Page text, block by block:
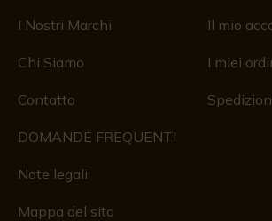
I Nostri Marchi
Chi Siamo
Contatto
DOMANDE FREQUENTI
Note legali
Mappa del sito
Il mio
I miei